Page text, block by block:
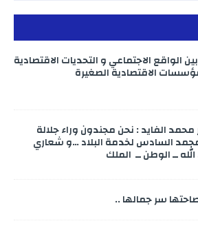
الواقع الاجتماعي و التحديات الاقتصادية
الاقتصادية الصغيرة
محمد الفايد : نحن مجندون وراء جلالة
السادس لخدمة البلاد …و شعاري
الله ــ الوطن ــ الملك
سر جمالها ..